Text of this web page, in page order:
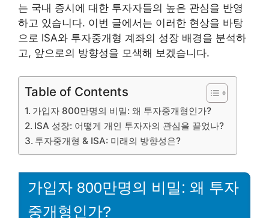
는 국내 증시에 대한 투자자들의 높은 관심을 반영
하고 있습니다. 이번 글에서는 이러한 현상을 바탕
으로 ISA와 투자중개형 계좌의 성장 배경을 분석하
고, 앞으로의 방향성을 모색해 보겠습니다.
Table of Contents
가입자 800만명의 비밀: 왜 투자중개형인가?
ISA 성장: 어떻게 개인 투자자의 관심을 끌었나?
투자중개형 & ISA: 미래의 방향성은?
가입자 800만명의 비밀: 왜 투자
중개형인가?